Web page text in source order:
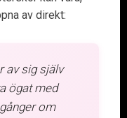
av direkt:
av sig själv
ögat med
om